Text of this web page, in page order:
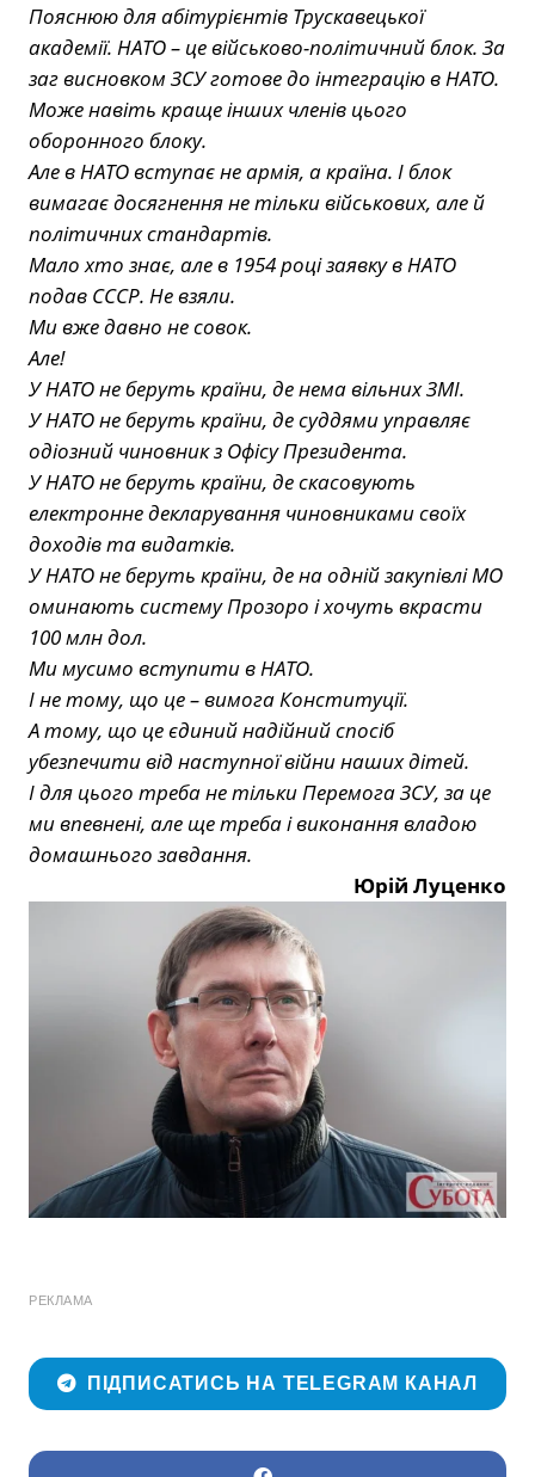
Пояснюю для абітурієнтів Трускавецької
академії. НАТО – це військово-політичний блок. За
заг висновком ЗСУ готове до інтеграцію в НАТО.
Може навіть краще інших членів цього
оборонного блоку.
Але в НАТО вступає не армія, а країна. І блок
вимагає досягнення не тільки військових, але й
політичних стандартів.
Мало хто знає, але в 1954 році заявку в НАТО
подав СССР. Не взяли.
Ми вже давно не совок.
Але!
У НАТО не беруть країни, де нема вільних ЗМІ.
У НАТО не беруть країни, де суддями управляє
одіозний чиновник з Офісу Президента.
У НАТО не беруть країни, де скасовують
електронне декларування чиновниками своїх
доходів та видатків.
У НАТО не беруть країни, де на одній закупівлі МО
оминають систему Прозоро і хочуть вкрасти
100 млн дол.
Ми мусимо вступити в НАТО.
І не тому, що це – вимога Конституції.
А тому, що це єдиний надійний спосіб
убезпечити від наступної війни наших дітей.
І для цього треба не тільки Перемога ЗСУ, за це
ми впевнені, але ще треба і виконання владою
домашнього завдання.
Юрій Луценко
РЕКЛАМА
ПІДПИСАТИСЬ НА TELEGRAM КАНАЛ